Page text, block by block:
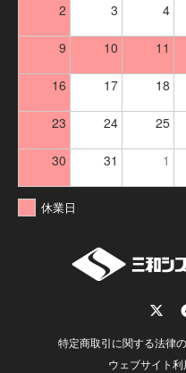
2 3 4
9 10 11
16 17 18
23 24 25
30 31 1
休業日
RSS
特定商取引に関する法律
ウェブサイト利